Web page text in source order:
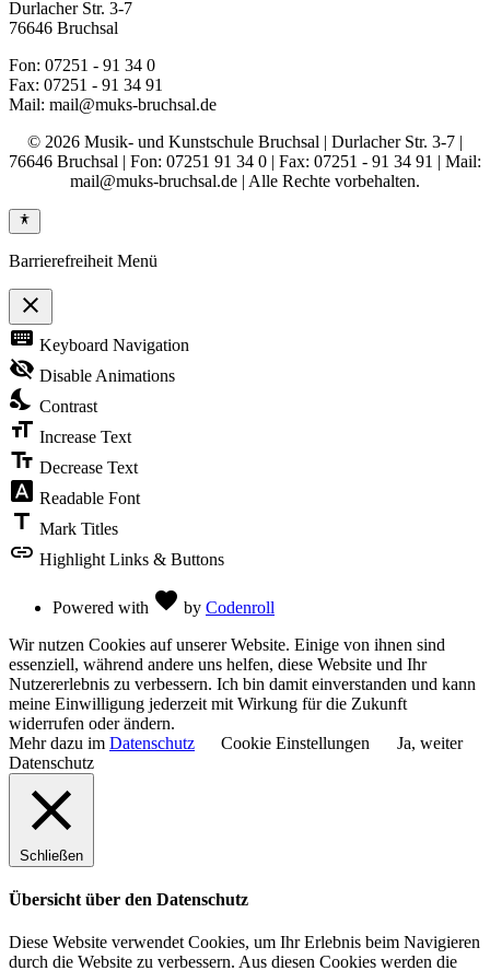
Durlacher Str. 3-7
76646 Bruchsal
Fon: 07251 - 91 34 0
Fax: 07251 - 91 34 91
Mail: mail@muks-bruchsal.de
© 2026 Musik- und Kunstschule Bruchsal | Durlacher Str. 3-7 |
76646 Bruchsal | Fon: 07251 91 34 0 | Fax: 07251 - 91 34 91 | Mail:
mail@muks-bruchsal.de | Alle Rechte vorbehalten.
Barrierefreiheit Menü
close
Toggle
the
visibility
of
Accessibility
Toolbar
keyboard Keyboard Navigation
visibility_off Disable Animations
nights_stay Contrast
format_size Increase Text
text_fields Decrease Text
font_download Readable Font
title Mark Titles
link Highlight Links & Buttons
Powered with favorite by Codenroll
Wir nutzen Cookies auf unserer Website. Einige von ihnen sind
essenziell, während andere uns helfen, diese Website und Ihr
Nutzererlebnis zu verbessern. Ich bin damit einverstanden und kann
meine Einwilligung jederzeit mit Wirkung für die Zukunft
widerrufen oder ändern.
Mehr dazu im Datenschutz Cookie Einstellungen
Ja, weiter
Datenschutz
Schließen
Übersicht über den Datenschutz
Diese Website verwendet Cookies, um Ihr Erlebnis beim Navigieren
durch die Website zu verbessern. Aus diesen Cookies werden die